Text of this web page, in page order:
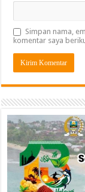
Simpan nama,
komentar saya